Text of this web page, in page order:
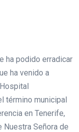
ha podido erradicar
ha venido a
término municipal
en Tenerife,
Señora de